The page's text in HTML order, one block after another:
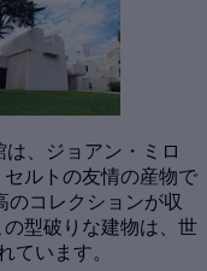
、ジョアン・ミロ
ルトの友情の産物で
のコレクションが収
型破りな建物は、世
ています。